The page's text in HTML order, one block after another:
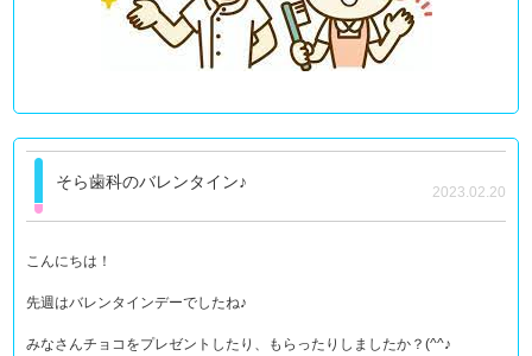
そら歯科のバレンタイン♪
2023.02.20
こんにちは！
先週はバレンタインデーでしたね♪
みなさんチョコをプレゼントしたり、もらったりしましたか？(^^♪